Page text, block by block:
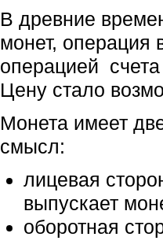
В древние
монет, операция
операцией
Цену стало
Монета имеет
смысл:
лицевая
выпускает
оборотная